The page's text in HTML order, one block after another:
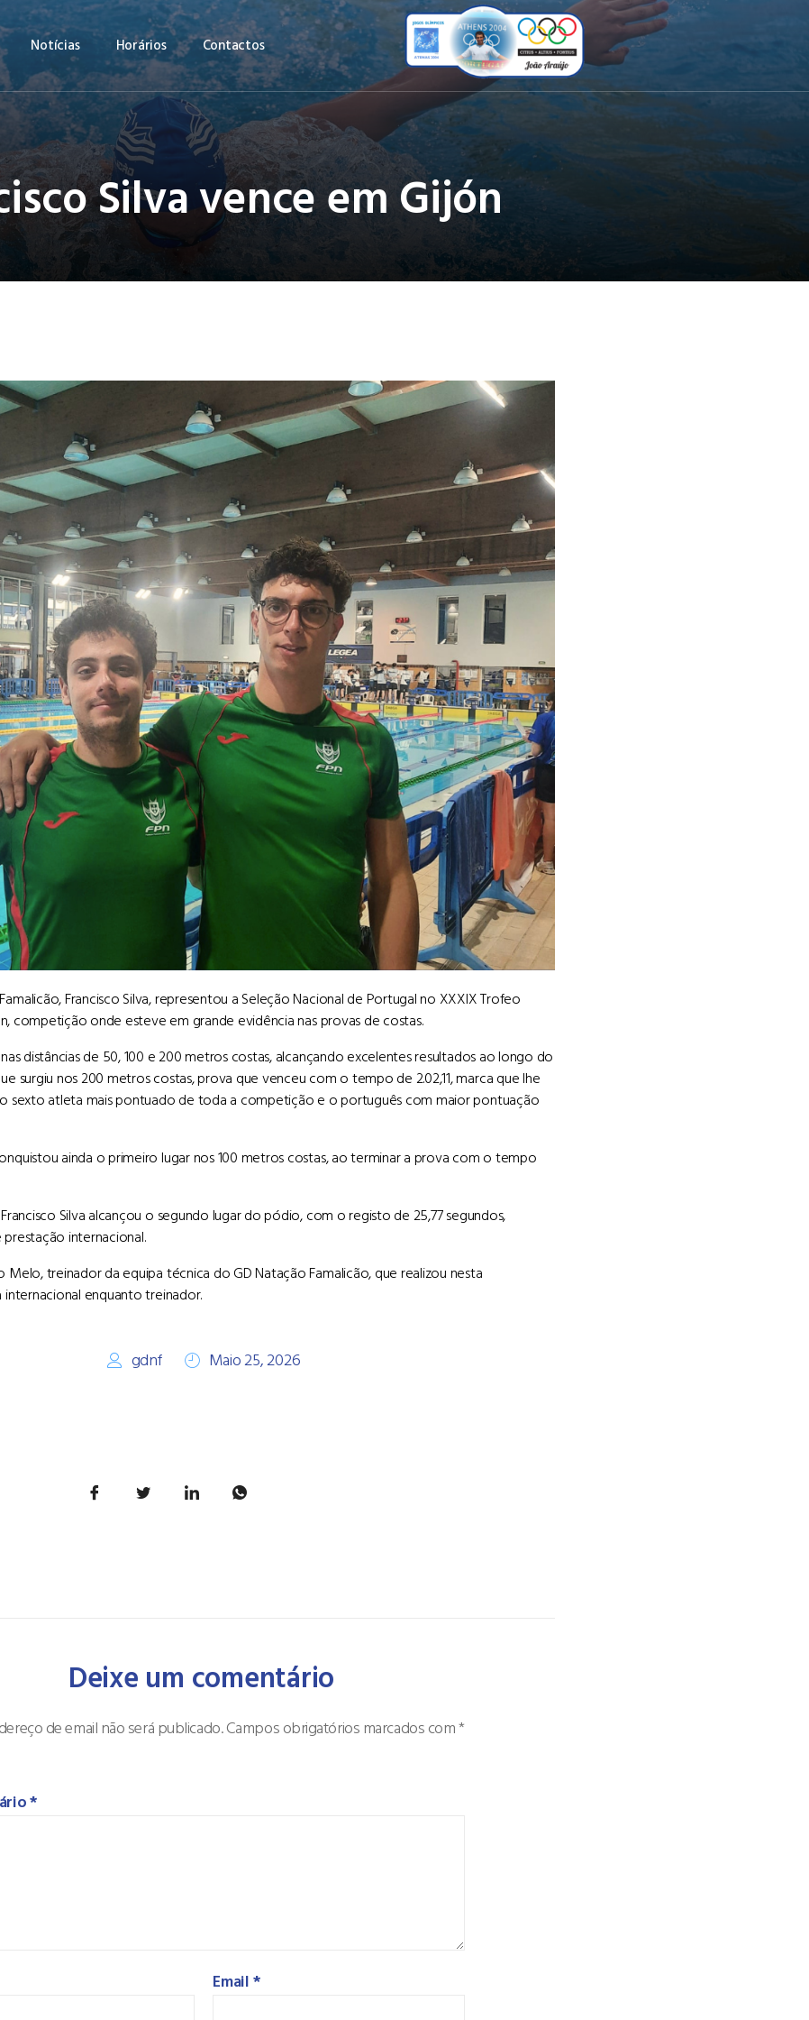
Notícias Horários Contactos
Silva vence em Gijón
Francisco Silva, representou a Seleção Nacional de Portugal no XXXIX Trofeo
competição onde esteve em grande evidência nas provas de costas.
distâncias de 50, 100 e 200 metros costas, alcançando excelentes resultados ao longo do
surgiu nos 200 metros costas, prova que venceu com o tempo de 2.02,11, marca que lhe
sexto atleta mais pontuado de toda a competição e o português com maior pontuação
ainda o primeiro lugar nos 100 metros costas, ao terminar a prova com o tempo
Silva alcançou o segundo lugar do pódio, com o registo de 25,77 segundos,
internacional.
Melo, treinador da equipa técnica do GD Natação Famalicão, que realizou nesta
enquanto treinador.
gdnf Maio 25, 2026
Deixe um comentário
de email não será publicado.Campos obrigatórios marcados com*
*
Email *